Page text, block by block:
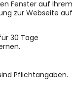
Fenster auf Ihrem
zur Webseite auf
30 Tage
Pflichtangaben.